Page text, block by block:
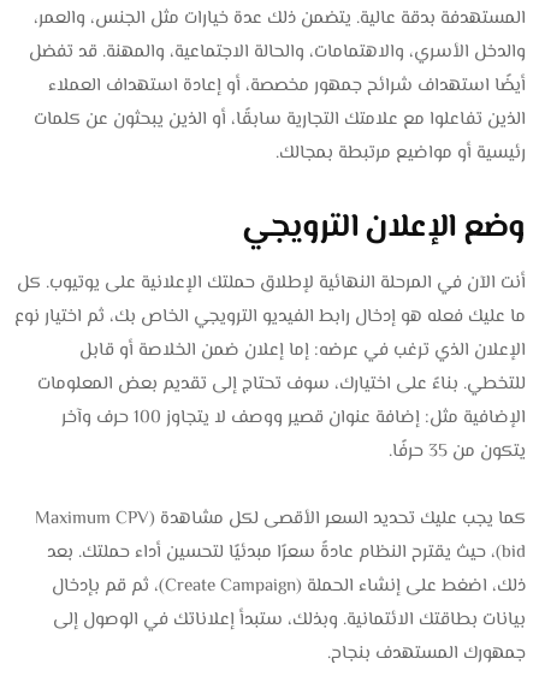
المستهدفة بدقة عالية. يتضمن ذلك عدة خيارات مثل الجنس، والعمر،
والدخل الأسري، والاهتمامات، والحالة الاجتماعية، والمهنة. قد تفضل
أيضًا استهداف شرائح جمهور مخصصة، أو إعادة استهداف العملاء
الذين تفاعلوا مع علامتك التجارية سابقًا، أو الذين يبحثون عن كلمات
رئيسية أو مواضيع مرتبطة بمجالك.
وضع الإعلان الترويجي
أنت الآن في المرحلة النهائية لإطلاق حملتك الإعلانية على يوتيوب. كل
ما عليك فعله هو إدخال رابط الفيديو الترويجي الخاص بك، ثم اختيار نوع
الإعلان الذي ترغب في عرضه: إما إعلان ضمن الخلاصة أو قابل
للتخطي. بناءً على اختيارك، سوف تحتاج إلى تقديم بعض المعلومات
الإضافية مثل: إضافة عنوان قصير ووصف لا يتجاوز 100 حرف وآخر
يتكون من 35 حرفًا.
كما يجب عليك تحديد السعر الأقصى لكل مشاهدة (Maximum CPV
bid)، حيث يقترح النظام عادةً سعرًا مبدئيًا لتحسين أداء حملتك. بعد
ذلك، اضغط على إنشاء الحملة (Create Campaign)، ثم قم بإدخال
بيانات بطاقتك الائتمانية. وبذلك، ستبدأ إعلاناتك في الوصول إلى
جمهورك المستهدف بنجاح.